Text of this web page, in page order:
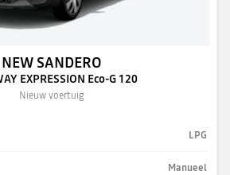
NEW SANDERO
EXPRESSION Eco-G 120
Nieuw voertuig
LPG
Manueel